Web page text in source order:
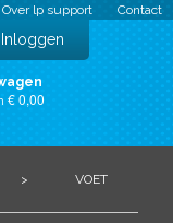
Over lp support Contact
Inloggen
€ 0,00
> VOET